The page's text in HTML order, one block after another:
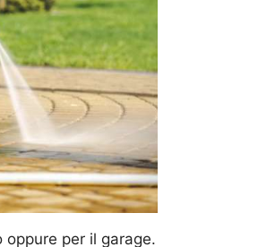
oppure per il garage.